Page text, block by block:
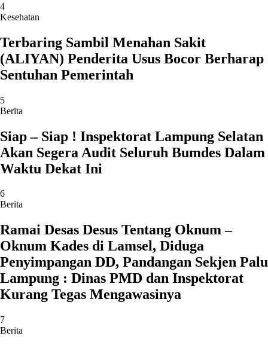
4
Kesehatan
Terbaring Sambil Menahan Sakit
(ALIYAN) Penderita Usus Bocor Berharap
Sentuhan Pemerintah
5
Berita
Siap – Siap ! Inspektorat Lampung Selatan
Akan Segera Audit Seluruh Bumdes Dalam
Waktu Dekat Ini
6
Berita
Ramai Desas Desus Tentang Oknum –
Oknum Kades di Lamsel, Diduga
Penyimpangan DD, Pandangan Sekjen Palu
Lampung : Dinas PMD dan Inspektorat
Kurang Tegas Mengawasinya
7
Berita